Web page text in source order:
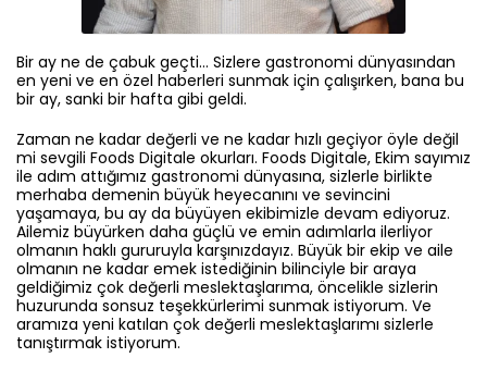
Bir ay ne de çabuk geçti… Sizlere gastronomi dünyasından
en yeni ve en özel haberleri sunmak için çalışırken, bana bu
bir ay, sanki bir hafta gibi geldi.
Zaman ne kadar değerli ve ne kadar hızlı geçiyor öyle değil
mi sevgili Foods Digitale okurları. Foods Digitale, Ekim sayımız
ile adım attığımız gastronomi dünyasına, sizlerle birlikte
merhaba demenin büyük heyecanını ve sevincini
yaşamaya, bu ay da büyüyen ekibimizle devam ediyoruz.
Ailemiz büyürken daha güçlü ve emin adımlarla ilerliyor
olmanın haklı gururuyla karşınızdayız. Büyük bir ekip ve aile
olmanın ne kadar emek istediğinin bilinciyle bir araya
geldiğimiz çok değerli meslektaşlarıma, öncelikle sizlerin
huzurunda sonsuz teşekkürlerimi sunmak istiyorum. Ve
aramıza yeni katılan çok değerli meslektaşlarımı sizlerle
tanıştırmak istiyorum.